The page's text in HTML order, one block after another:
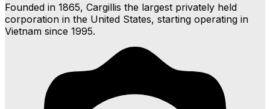
Founded in 1865, Cargillis the largest privately held
corporation in the United States, starting operating in
Vietnam since 1995.